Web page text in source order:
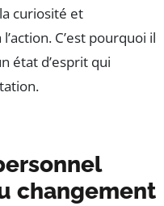
curiosité et
C’est pourquoi il
état d’esprit qui
changement